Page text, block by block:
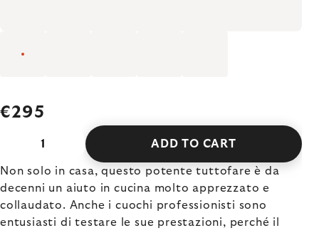
€295
ADD TO CART
Non solo in casa, questo potente tuttofare è da
decenni un aiuto in cucina molto apprezzato e
collaudato. Anche i cuochi professionisti sono
entusiasti di testare le sue prestazioni, perché il